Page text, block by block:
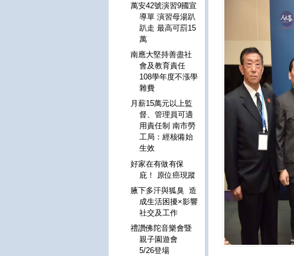
萬安42號演習9國宣
導單 演習母湯趴
趴走 最高可罰15
萬
南應大堅持善盡社
會及教育責任
108學年度不漲學
雜費
月薪15萬元以上監
督、管理員可適
用責任制 南市勞
工局：經核備始
生效
好家在有做有保
庇！ 原位癌現蹤
腋下多汗與狐臭 造
成生活困擾×影響
社交及工作
禮讚佛陀音樂會暨
親子園遊會
5/26登場